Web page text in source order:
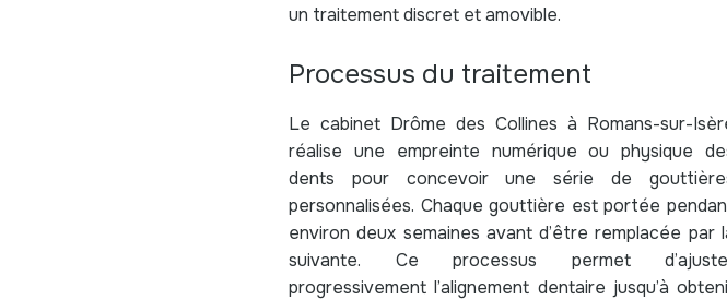
un traitement discret et amovible.
Processus du traitement
Le cabinet Drôme des Collines à Romans-sur-
réalise une empreinte numérique ou physique
dents pour concevoir une série de
personnalisées. Chaque gouttière est portée
environ deux semaines avant d’être remplacée par
suivante. Ce processus permet
progressivement l’alignement dentaire jusqu’à